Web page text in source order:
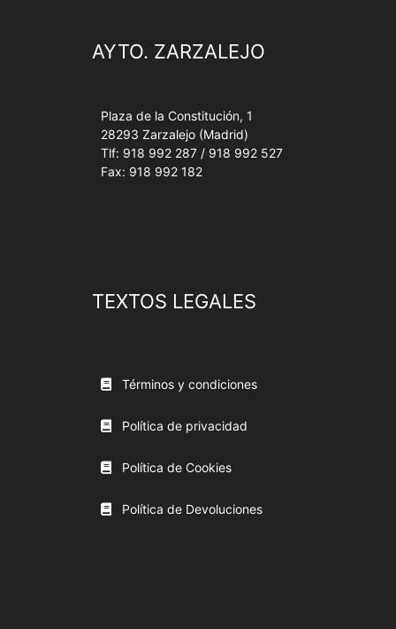
AYTO. ZARZALEJO
Plaza de la Constitución, 1
28293 Zarzalejo (Madrid)
Tlf: 918 992 287 / 918 992 527
Fax: 918 992 182
TEXTOS LEGALES
Términos y condiciones
Política de privacidad
Política de Cookies
Política de Devoluciones